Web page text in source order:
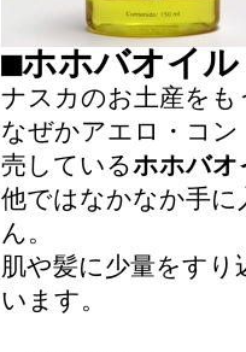
■ホホバオイル
ナスカのお土産をも
なぜかアエロ・コン
売しているホホバオ
他ではなかなか手に
ん。
肌や髪に少量をすり
います。